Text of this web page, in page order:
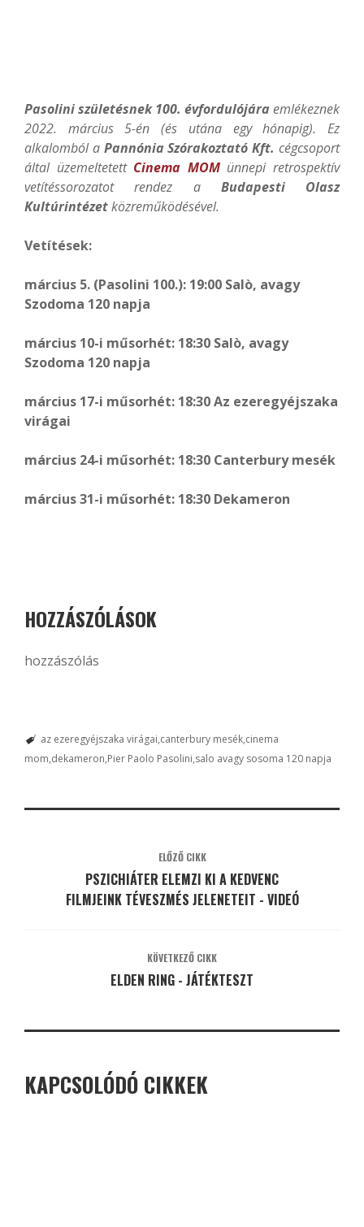
Pasolini születésnek 100. évfordulójára emlékeznek
2022. március 5-én (és utána egy hónapig). Ez
alkalomból a Pannónia Szórakoztató Kft. cégcsoport
által üzemeltetett Cinema MOM ünnepi retrospektív
vetítéssorozatot rendez a Budapesti Olasz
Kultúrintézetközreműködésével.
Vetítések:
március 5. (Pasolini 100.): 19:00 Salò, avagy
Szodoma 120 napja
március 10-i műsorhét: 18:30 Salò, avagy
Szodoma 120 napja
március 17-i műsorhét: 18:30 Az ezeregyéjszaka
virágai
március 24-i műsorhét: 18:30 Canterbury mesék
március 31-i műsorhét: 18:30 Dekameron
HOZZÁSZÓLÁSOK
hozzászólás
az ezeregyéjszaka virágai canterbury mesék cinema
mom dekameron Pier Paolo Pasolini salo avagy sosoma 120 napja
ELŐZŐ CIKK
PSZICHIÁTER ELEMZI KI A KEDVENC
FILMJEINK TÉVESZMÉS JELENETEIT - VIDEÓ
KÖVETKEZŐ CIKK
ELDEN RING - JÁTÉKTESZT
KAPCSOLÓDÓ CIKKEK